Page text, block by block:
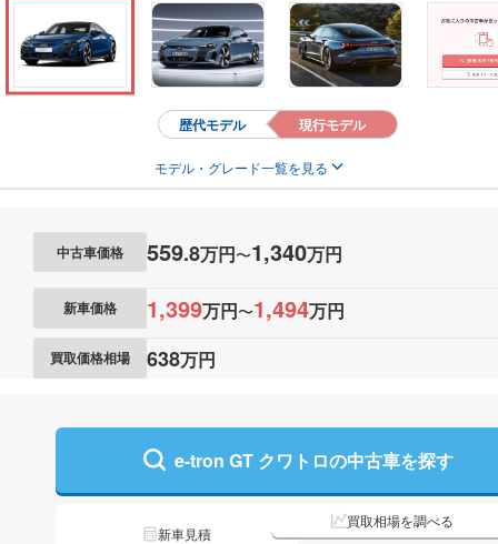
歴代モデル 現行モデル
モデル・グレード一覧を見る
中古車価格 559.8万円〜1,340万円
新車価格 1,399万円〜1,494万円
買取価格相場 638万円
e-tron GT クワトロの中古車を探す
新車見積
買取相場を調べる